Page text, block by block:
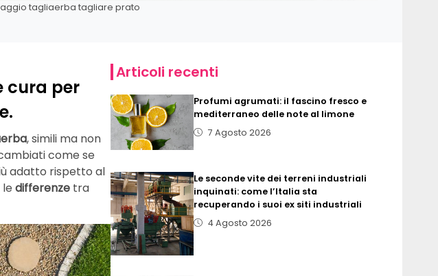
tagliaerba tagliare prato
cura per
, simili ma non
come se
adatto rispetto al
differenze tra
Articoli recenti
Profumi agrumati: il fascino fresco e
mediterraneo delle note al limone
7 Agosto 2026
Le seconde vite dei terreni industriali
inquinati: come l’Italia sta
recuperando i suoi ex siti industriali
4 Agosto 2026